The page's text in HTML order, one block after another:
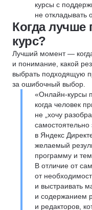
курсы с
не откладывать
Когда лучше
курс?
Лучший момент —
и понимание, какой
выбрать подходящую
за ошибочный выбор.
«Онлайн-курсы
когда человек
не „хочу
в Яндекс
желаемый
программу и
В отличие от
от
и выстраивать
и содержанием
и редакторов,